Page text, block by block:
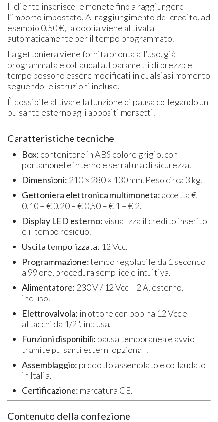
Il cliente inserisce le monete fino a raggiungere
l’importo impostato. Al raggiungimento del credito, ad
esempio 0,50 €, la doccia viene attivata
automaticamente per il tempo programmato.
La gettoniera viene fornita pronta all’uso, già
programmata e collaudata. I parametri di prezzo e
tempo possono essere modificati in qualsiasi momento
seguendo le istruzioni incluse.
È possibile attivare la funzione di pausa collegando un
pulsante esterno agli appositi morsetti.
Caratteristiche tecniche
Box: contenitore in ABS colore grigio, con
portamonete interno e serratura di sicurezza.
Dimensioni: 210 × 280 × 130 mm. Peso circa 3 kg.
Gettoniera elettronica multimoneta: accetta €
0,10 – € 0,20 – € 0,50 – € 1 – € 2.
Display LED esterno:visualizza il credito inserito
e il tempo residuo.
Uscita temporizzata: 12 Vcc.
Programmazione:tempo regolabile da 1 secondo
a 99 ore, procedura semplice e intuitiva.
Alimentatore: 230 V / 12 Vcc – 2 A, esterno,
incluso.
Elettrovalvola: in ottone con bobina 12 Vcc e
attacchi da 1/2", inclusa.
Funzioni disponibili: pausa temporanea e avvio
tramite pulsanti esterni opzionali.
Assemblaggio: prodotto assemblato e collaudato
in Italia.
Certificazione: marcatura CE.
Contenuto della confezione